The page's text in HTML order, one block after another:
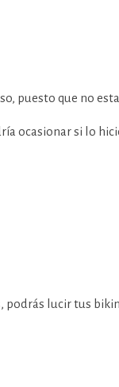
puesto que no
ocasionar si lo
podrás lucir tus